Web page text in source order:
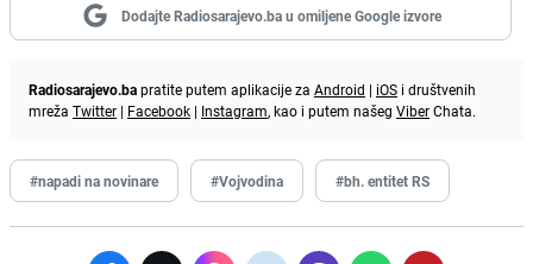
Dodajte Radiosarajevo.ba u omiljene Google izvore
Radiosarajevo.bapratite putem aplikacije za Android | iOS i društvenih
mreža Twitter | Facebook | Instagram, kao i putem našeg ViberChata.
#napadi na novinare #Vojvodina #bh. entitet RS